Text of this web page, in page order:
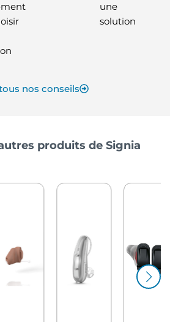
une
solution
nos conseils
produits de Signia